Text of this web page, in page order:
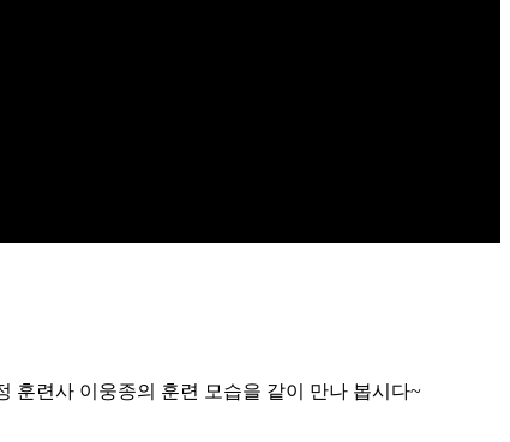
훈련사 이웅종의 훈련 모습을 같이 만나 봅시다~